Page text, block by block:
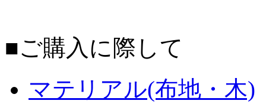
■ご購入に際して
マテリアル(布地・木)